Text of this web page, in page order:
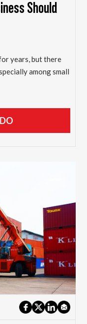
Should
years, but there
among small